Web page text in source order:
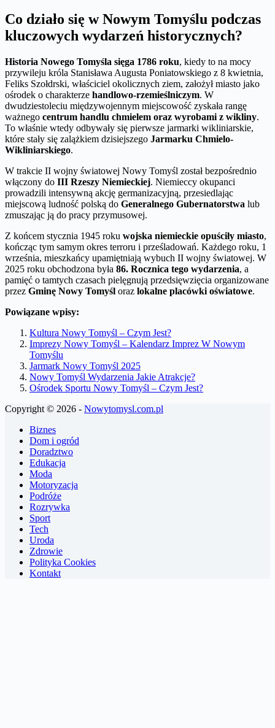
Co działo się w Nowym Tomyślu podczas
kluczowych wydarzeń historycznych?
Historia Nowego Tomyśla sięga 1786 roku, kiedy to na mocy
przywileju króla Stanisława Augusta Poniatowskiego z 8 kwietnia,
Feliks Szołdrski, właściciel okolicznych ziem, założył miasto jako
ośrodek o charakterze handlowo-rzemieślniczym. W
dwudziestoleciu międzywojennym miejscowość zyskała rangę
ważnego centrum handlu chmielem oraz wyrobami z wikliny.
To właśnie wtedy odbywały się pierwsze jarmarki wikliniarskie,
które stały się zalążkiem dzisiejszego Jarmarku Chmielo-
Wikliniarskiego.
W trakcie II wojny światowej Nowy Tomyśl został bezpośrednio
włączony do III Rzeszy Niemieckiej. Niemieccy okupanci
prowadzili intensywną akcję germanizacyjną, przesiedlając
miejscową ludność polską do Generalnego Gubernatorstwa lub
zmuszając ją do pracy przymusowej.
Z końcem stycznia 1945 roku wojska niemieckie opuściły miasto,
kończąc tym samym okres terroru i prześladowań. Każdego roku, 1
września, mieszkańcy upamiętniają wybuch II wojny światowej. W
2025 roku obchodzona była 86. Rocznica tego wydarzenia, a
pamięć o tamtych czasach pielęgnują przedsięwzięcia organizowane
przez Gminę Nowy Tomyśl oraz lokalne placówki oświatowe.
Powiązane wpisy:
Kultura Nowy Tomyśl – Czym Jest?
Imprezy Nowy Tomyśl – Kalendarz Imprez W Nowym
Tomyślu
Jarmark Nowy Tomyśl 2025
Nowy Tomyśl Wydarzenia Jakie Atrakcje?
Ośrodek Sportu Nowy Tomyśl – Czym Jest?
Copyright © 2026 - Nowytomysl.com.pl
Biznes
Dom i ogród
Doradztwo
Edukacja
Moda
Motoryzacja
Podróże
Rozrywka
Sport
Tech
Uroda
Zdrowie
Polityka Cookies
Kontakt